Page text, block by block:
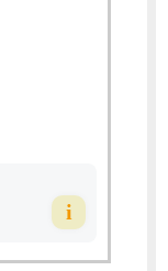
i